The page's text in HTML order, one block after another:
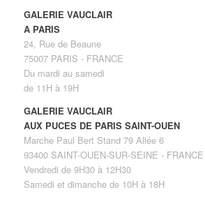
GALERIE VAUCLAIR
A PARIS
24, Rue de Beaune
75007 PARIS - FRANCE
Du mardi au samedi
de 11H à 19H
GALERIE VAUCLAIR
AUX PUCES DE PARIS SAINT-OUEN
Marche Paul Bert Stand 79 Allée 6
93400 SAINT-OUEN-SUR-SEINE - FRANCE
Vendredi de 9H30 à 12H30
Samedi et dimanche de 10H à 18H